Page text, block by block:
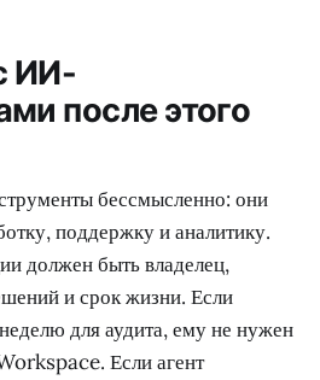
ИИ-
после этого
бессмысленно: они
поддержку и аналитику.
должен быть владелец,
и срок жизни. Если
для аудита, ему не нужен
Если агент